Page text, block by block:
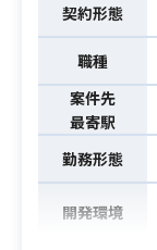
契約形態
職種
案件先
最寄駅
勤務形態
開発環境